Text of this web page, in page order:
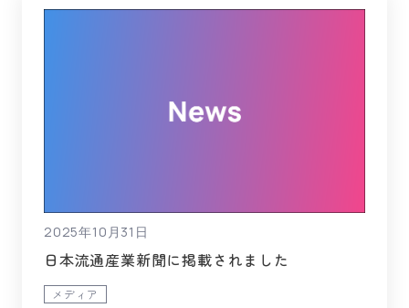
2025年10月31日
日本流通産業新聞に掲載されました
メディア